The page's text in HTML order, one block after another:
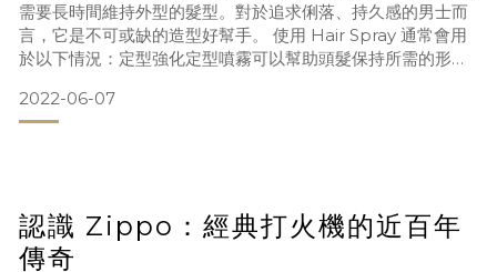
需要長時間維持外型的髮型。對於追求俐落、持久感的男士而
言，它是不可或缺的造型好幫手。 使用 Hair Spray 通常會用
於以下情況：定型強化定型噴霧可以幫助頭髮保持所需的形狀
以確保髮型不容易散亂或變形。增強髮型持久度減少出門後重
新打理的次數，長效維持造型。抵抗風吹與濕氣定型噴霧可以
2022-06-07
認識 Zippo：經典打火機的近百年
傳奇